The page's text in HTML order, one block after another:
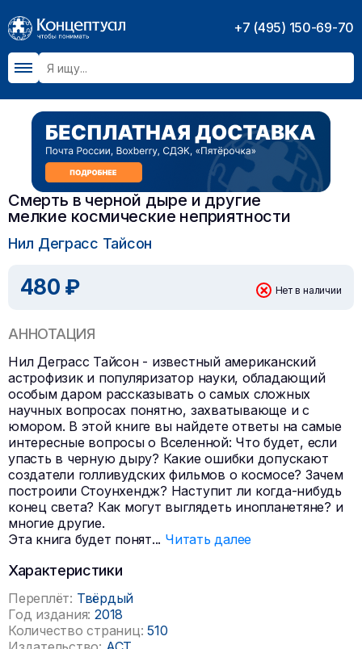
+7 (495) 150-69-70
Смерть в черной дыре и другие
мелкие космические неприятности
Нил Деграсс Тайсон
480 ₽ Нет в наличии
АННОТАЦИЯ
Нил Деграсс Тайсон - известный американский
астрофизик и популяризатор науки, обладающий
особым даром рассказывать о самых сложных
научных вопросах понятно, захватывающе и с
юмором. В этой книге вы найдете ответы на самые
интересные вопросы о Вселенной: Что будет, если
упасть в черную дыру? Какие ошибки допускают
создатели голливудских фильмов о космосе? Зачем
построили Стоунхендж? Наступит ли когда-нибудь
конец света? Как могут выглядеть инопланетяне? и
многие другие.
Эта книга будет понят... Читать далее
Характеристики
Переплёт: Твёрдый
Год издания: 2018
Количество страниц: 510